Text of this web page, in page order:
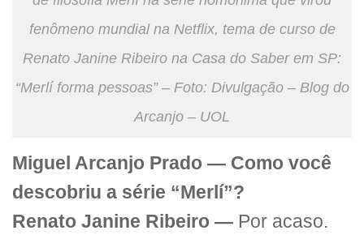
fenômeno mundial na Netflix, tema de curso de
Renato Janine Ribeiro na Casa do Saber em SP:
“Merlí forma pessoas” – Foto: Divulgação – Blog do
Arcanjo – UOL
Miguel Arcanjo Prado — Como você
descobriu a série “Merlí”?
Renato Janine Ribeiro — Por acaso.